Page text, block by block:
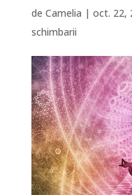
de Camelia | oct. 22,
schimbarii